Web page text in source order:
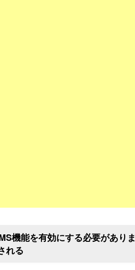
機能を有効にする必要があり
れる